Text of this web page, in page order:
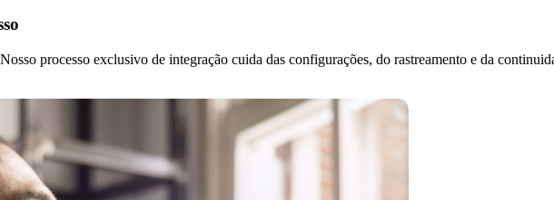
processo exclusivo de integração cuida das configurações, do rastreamento e da